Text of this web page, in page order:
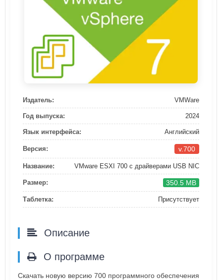
Издатель: VMWare
Год выпуска: 2024
Язык интерфейса: Английский
Версия: v.700
Название: VMware ESXI 700 с драйверами USB NIC
Размер: 350.5 MB
Таблетка: Присутствует
Описание
О программе
Скачать новую версию 700 программного обеспечения